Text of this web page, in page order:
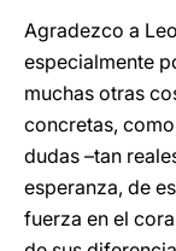
Agradezco a
especialmente
muchas otras
concretas,
dudas –tan
esperanza, de
fuerza en el